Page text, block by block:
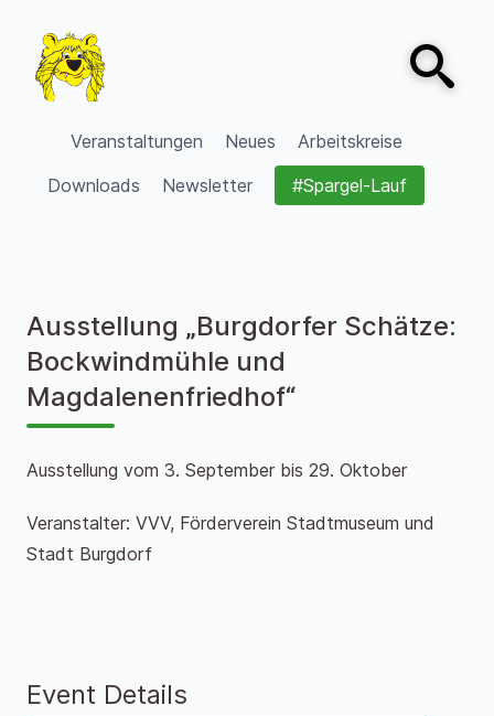
VVV Burgdorf
Veranstaltungen Neues
Arbeitskreise
Downloads
Newsletter #Spargel-Lauf
Open
Ausstellung „Burgdorfer Schätze:
Bockwindmühle und
Magdalenenfriedhof“
Ausstellung vom 3. September bis 29. Oktober
Veranstalter: VVV, Förderverein Stadtmuseum und
Stadt Burgdorf
Event Details